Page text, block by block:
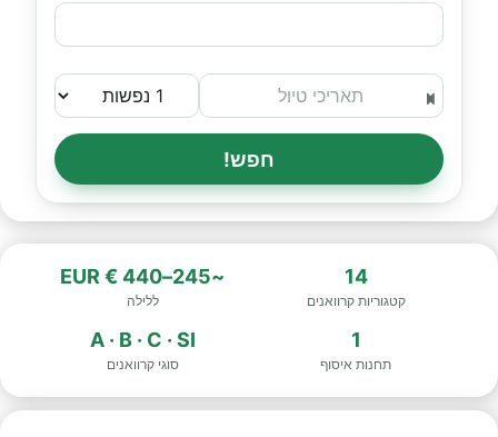
חפש!
14
קטגוריות קרוואנים
~245–440 € EUR
ללילה
1
תחנות איסוף
A · B · C · SI
סוגי קרוואנים